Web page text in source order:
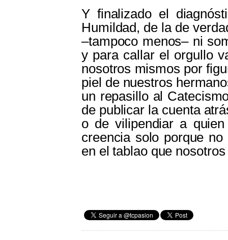
Y finalizado el
Humildad, de la de
‒tampoco menos‒ ni
y para callar el orgullo
nosotros mismos por
piel de nuestros
un repasillo al
de publicar la cuenta
o de vilipendiar a
creencia solo porque
en el tablao que